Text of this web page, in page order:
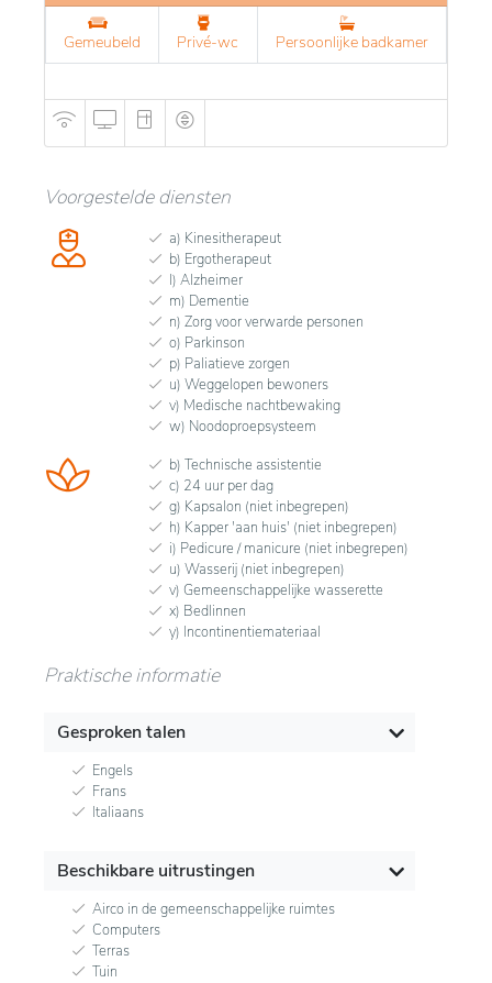
Gemeubeld Privé-wc Persoonlijke badkamer
Voorgestelde diensten
a) Kinesitherapeut
b) Ergotherapeut
l) Alzheimer
m) Dementie
n) Zorg voor verwarde personen
o) Parkinson
p) Paliatieve zorgen
u) Weggelopen bewoners
v) Medische nachtbewaking
w) Noodoproepsysteem
b) Technische assistentie
c) 24 uur per dag
g) Kapsalon (niet inbegrepen)
h) Kapper 'aan huis' (niet inbegrepen)
i) Pedicure / manicure (niet inbegrepen)
u) Wasserij (niet inbegrepen)
v) Gemeenschappelijke wasserette
x) Bedlinnen
y) Incontinentiemateriaal
Praktische informatie
Gesproken talen
Engels
Frans
Italiaans
Beschikbare uitrustingen
Airco in de gemeenschappelijke ruimtes
Computers
Terras
Tuin